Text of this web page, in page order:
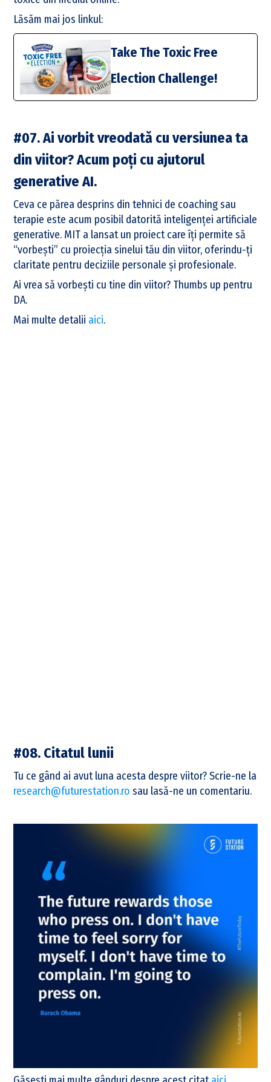
Lăsăm mai jos linkul:
Take The Toxic Free
Election Challenge!
#07. Ai vorbit vreodată cu versiunea ta
din viitor? Acum poți cu ajutorul
generative AI.
Ceva ce părea desprins din tehnici de coaching sau
terapie este acum posibil datorită inteligenței artificiale
generative. MIT a lansat un proiect care îți permite să
“vorbești” cu proiecția sinelui tău din viitor, oferindu-ți
claritate pentru deciziile personale și profesionale.
Ai vrea să vorbești cu tine din viitor? Thumbs up pentru
DA.
Mai multe detalii aici.
#08. Citatul lunii
Tu ce gând ai avut luna acesta despre viitor? Scrie-ne la
research@futurestation.ro sau lasă-ne un comentariu.